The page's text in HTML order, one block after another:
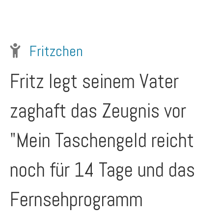
Fritzchen
Fritz legt seinem Vater
zaghaft das Zeugnis vor
"Mein Taschengeld reicht
noch für 14 Tage und das
Fernsehprogramm